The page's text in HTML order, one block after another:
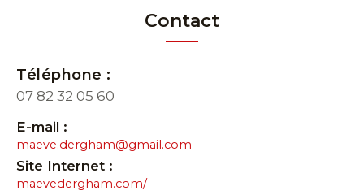
Contact
Téléphone :
07 82 32 05 60
E-mail :
maeve.dergham@gmail.com
Site Internet :
maevedergham.com/